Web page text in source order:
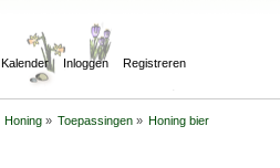
Kalender Inloggen Registreren
Honing» Toepassingen» Honing bier